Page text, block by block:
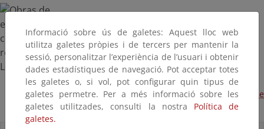
Obras de emergencia para consolidar y reparar la Torre de
Les Caletes (Terminada, 2018)
Informació sobre ús de galetes: Aquest lloc web
utilitza galetes pròpies i de tercers per mantenir la
sessió, personalitzar l’experiència de l’usuari i obtenir
dades estadístiques de navegació. Pot acceptar totes
les galetes o, si vol, pot configurar quin tipus de
galetes permetre. Per a més informació sobre les
galetes utilitzades, consulti la nostra Política de
galetes.